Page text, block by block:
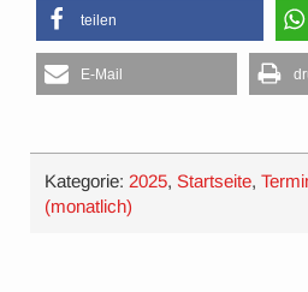
teilen
E-Mail
Kategorie: 2025,Startseite,
(monatlich)